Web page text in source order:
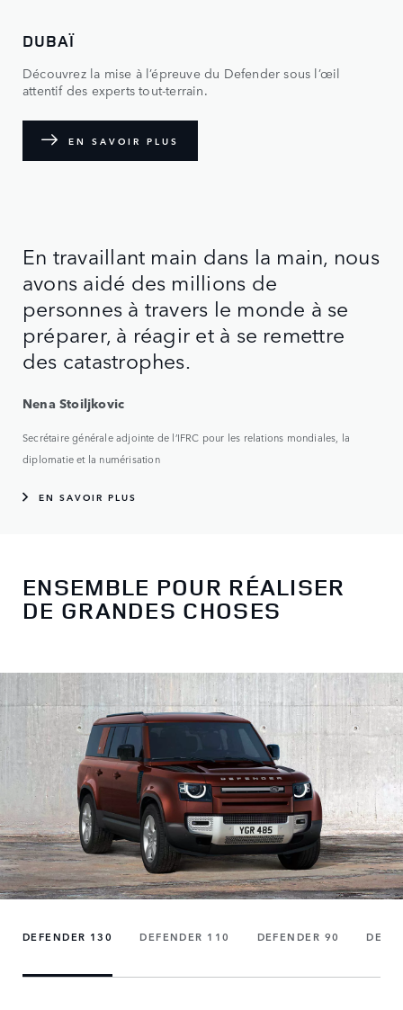
DUBAÏ
Découvrez la mise à l’épreuve du Defender sous l’œil
attentif des experts tout-terrain.
EN SAVOIR PLUS
En travaillant main dans la main, nous
avons aidé des millions de
personnes à travers le monde à se
préparer, à réagir et à se remettre
des catastrophes.
Nena Stoiljkovic
Secrétaire générale adjointe de l’IFRC pour les relations mondiales, la
diplomatie et la numérisation
EN SAVOIR PLUS
ENSEMBLE POUR RÉALISER
DE GRANDES CHOSES
DEFENDER 130 DEFENDER 110 DEFENDER 90